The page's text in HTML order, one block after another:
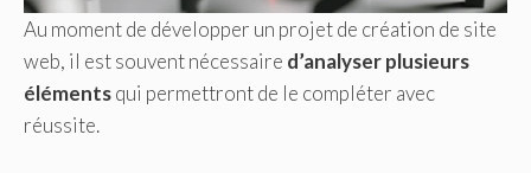
Au moment de développer un projet de création de site
web, il est souvent nécessaire d’analyser plusieurs
élémentsqui permettront de le compléter avec
réussite.